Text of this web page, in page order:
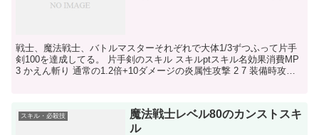
戦士、魔法戦士、バトルマスターそれぞれで大体1/3ずつふって片手
剣100を達成してる。 片手剣のスキル スキルptスキル名効果消費MP
3 かえん斬り 通常の1.2倍+10ダメージの炎属性攻撃 2 7 装備時攻撃
スキル・必殺技
魔法戦士レベル80のカンストスキ
ル